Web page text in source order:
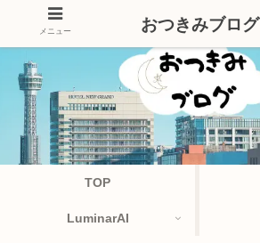
TOP
LuminarAI
メニュー おつきみブログ